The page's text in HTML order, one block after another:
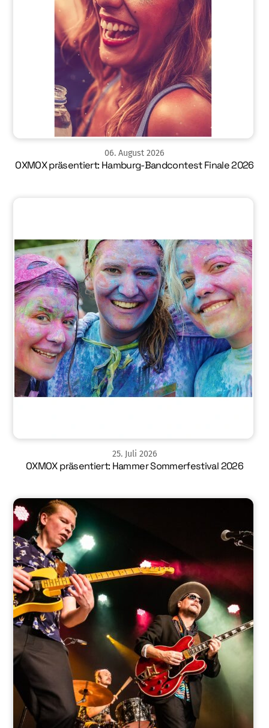
06. August 2026
OXMOX präsentiert: Hamburg-Bandcontest Finale 2026
25. Juli 2026
OXMOX präsentiert: Hammer Sommerfestival 2026